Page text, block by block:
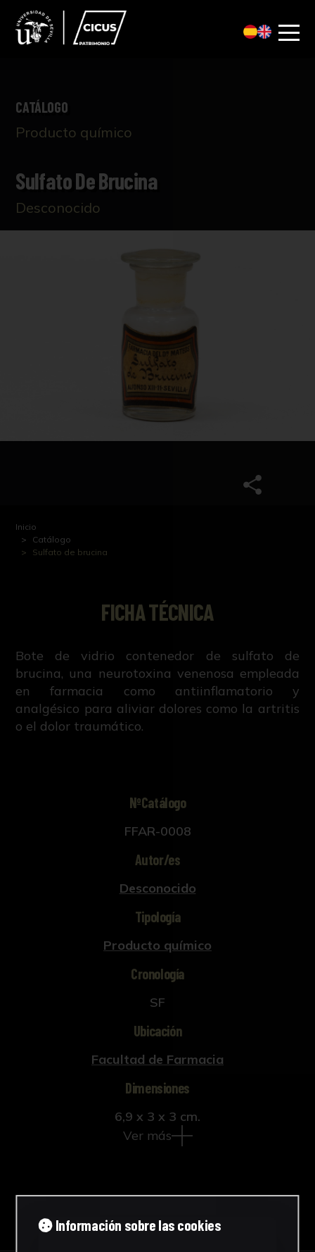
CATÁLOGO
Producto químico
Sulfato De Brucina
Desconocido
Inicio
Catálogo
Sulfato de brucina
FICHA TÉCNICA
Bote de vidrio contenedor de sulfato de
brucina, una neurotoxina venenosa empleada
en farmacia como antiinflamatorio y
analgésico para aliviar dolores como la artritis
o el dolor traumático.
NºCatálogo
FFAR-0008
Autor/es
Desconocido
Tipología
Producto químico
Cronología
SF
Ubicación
Facultad de Farmacia
Dimensiones
6,9 x 3 x 3 cm.
Ver más
Información sobre las cookies